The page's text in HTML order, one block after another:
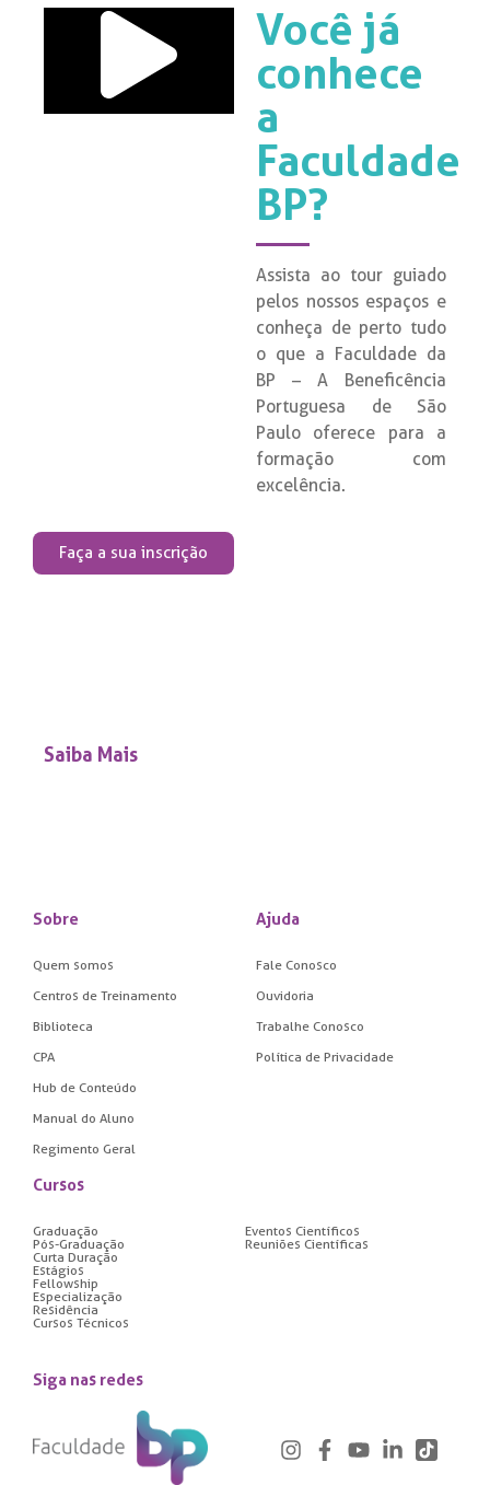
Você já
conhece
a
Faculdade
BP?
Assista ao tour guiado
pelos nossos espaços e
conheça de perto tudo
o que a Faculdade da
BP – A Beneficência
Portuguesa de São
Paulo oferece para a
formação com
excelência.
Faça a sua inscrição
Saiba Mais
Sobre
Quem somos
Centros de Treinamento
Biblioteca
CPA
Hub de Conteúdo
Manual do Aluno
Regimento Geral
Ajuda
Fale Conosco
Ouvidoria
Trabalhe Conosco
Política de Privacidade
Cursos
Graduação
Pós-Graduação
Curta Duração
Estágios
Fellowship
Especialização
Residência
Cursos Técnicos
Eventos Científicos
Reuniões Científicas
Siga nas redes